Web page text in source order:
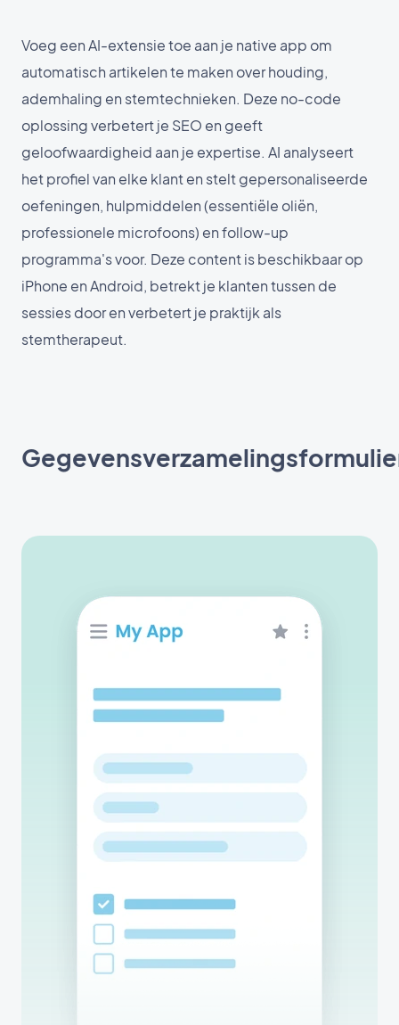
Voeg een AI-extensie toe aan je native app om
automatisch artikelen te maken over houding,
ademhaling en stemtechnieken. Deze no-code
oplossing verbetert je SEO en geeft
geloofwaardigheid aan je expertise. AI analyseert
het profiel van elke klant en stelt gepersonaliseerde
oefeningen, hulpmiddelen (essentiële oliën,
professionele microfoons) en follow-up
programma's voor. Deze content is beschikbaar op
iPhone en Android, betrekt je klanten tussen de
sessies door en verbetert je praktijk als
stemtherapeut.